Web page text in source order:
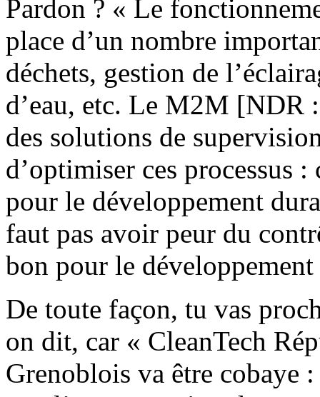
Pardon ? « Le
place d’un nombre
déchets, gestion de
d’eau, etc. Le M2M [NDR
des solutions de
d’optimiser ces processus
pour le développement
faut pas avoir peur du
bon pour le
De toute façon, tu vas
on dit, car « CleanTech
Grenoblois va être cobaye